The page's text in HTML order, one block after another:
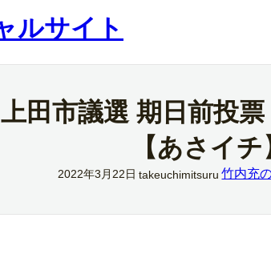
ルサイト
田市議選 期日前投
【あさイチ
2022年3月22日 takeuchimitsuru 竹内充